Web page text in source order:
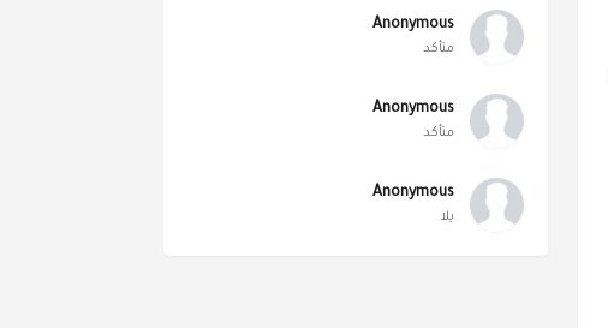
Anonymous
متأكد
Anonymous
متأكد
Anonymous
يلا